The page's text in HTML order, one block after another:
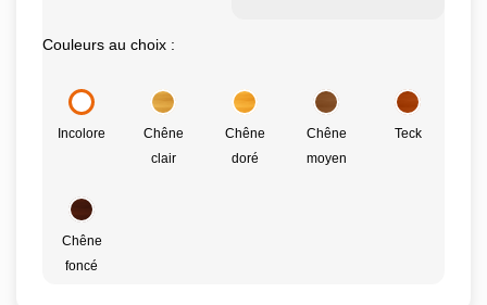
Couleurs au choix :
Incolore
Chêne
clair
Chêne
doré
Chêne
moyen
Teck
Chêne
foncé